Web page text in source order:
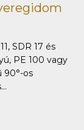
SDR 17 és
PE 100 vagy
90°-os